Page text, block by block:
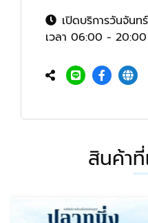
เปิดบริการวันจัน
เวลา 06:00 -
สินค้า